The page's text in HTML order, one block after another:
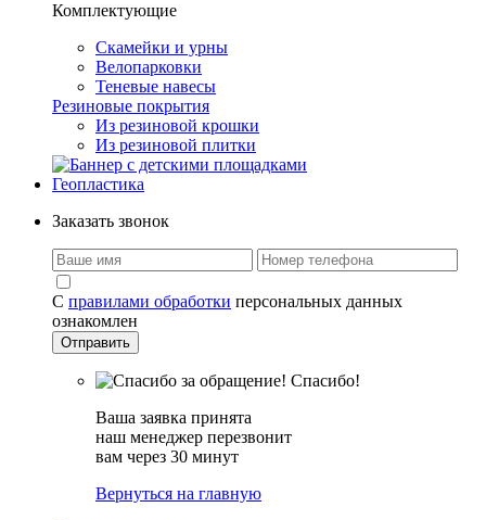
Комплектующие
Скамейки и урны
Велопарковки
Теневые навесы
Резиновые покрытия
Из резиновой крошки
Из резиновой плитки
Геопластика
Заказать звонок
С правилами обработки персональных данных
ознакомлен
Спасибо!
Ваша заявка принята
наш менеджер перезвонит
вам через 30 минут
Вернуться на главную